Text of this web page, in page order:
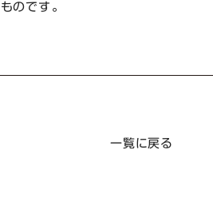
のです。
一覧に戻る